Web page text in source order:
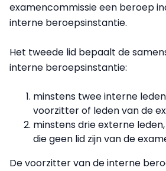
examencommissie een beroep
interne beroepsinstantie.
Het tweede lid bepaalt de
interne beroepsinstantie:
minstens twee interne
voorzitter of leden van de
minstens drie externe
die geen lid zijn van de
De voorzitter van de interne